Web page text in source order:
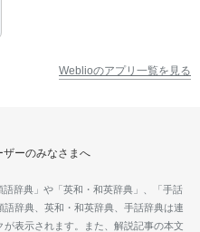
Weblioのアプリ一覧を見る
ーのみなさまへ
辞典」や「英和・和英辞典」、「手話
辞典、英和・和英辞典、手話辞典は連
表示されます。また、解説記事の本文